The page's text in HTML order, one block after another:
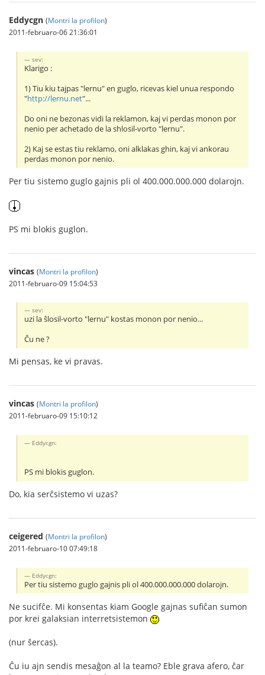
Eddycgn (Montri la profilon)
2011-februaro-06 21:36:01
sev:
Klarigo :
1) Tiu kiu tajpas "lernu" en guglo, ricevas kiel unua respondo
"http://lernu.net"...
Do oni ne bezonas vidi la reklamon, kaj vi perdas monon por
nenio per achetado de la shlosil-vorto "lernu".
2) Kaj se estas tiu reklamo, oni alklakas ghin, kaj vi ankorau
perdas monon por nenio.
Per tiu sistemo guglo gajnis pli ol 400.000.000.000 dolarojn.
PS mi blokis guglon.
vincas (Montri la profilon)
2011-februaro-09 15:04:53
sev:
uzi la ŝlosil-vorto "lernu" kostas monon por nenio...
Ĉu ne ?
Mi pensas, ke vi pravas.
vincas (Montri la profilon)
2011-februaro-09 15:10:12
Eddycgn:
PS mi blokis guglon.
Do, kia serĉsistemo vi uzas?
ceigered (Montri la profilon)
2011-februaro-10 07:49:18
Eddycgn:
Per tiu sistemo guglo gajnis pli ol 400.000.000.000 dolarojn.
Ne sucifĉe. Mi konsentas kiam Google gajnas sufiĉan sumon
por krei galaksian interretsistemon
(nur ŝercas).
Ĉu iu ajn sendis mesaĝon al la teamo? Eble grava afero, ĉar